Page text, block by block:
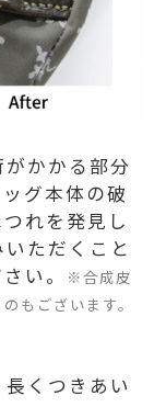
かかる部分
グ本体の破
れを発見し
ただくこと
い。
※合成皮
もございます。
くつきあい